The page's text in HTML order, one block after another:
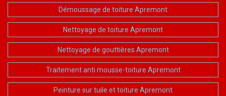
Démoussage de toiture Apremont
Nettoyage de toiture Apremont
Nettoyage de gouttières Apremont
Traitement anti mousse-toiture Apremont
Peinture sur tuile et toiture Apremont